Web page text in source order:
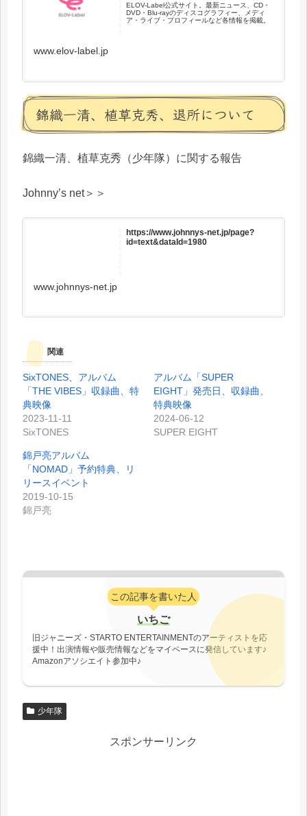
ELOV-Label公式サイト。最新ニュース、CD・
DVD・Blu-rayのディスコグラフィー、メディ
ア・ライブ・プロフィールなど各情報を掲載。
www.elov-label.jp
錦織一清、植草克秀、退所について
錦織一清、植草克秀（少年隊）に関する報告
Johnny’s net＞＞
https://www.johnnys-net.jp/page?
id=text&dataId=1980
www.johnnys-net.jp
関連
SixTONES、アルバム
「THE VIBES」収録曲、特
典映像
2023-11-11
SixTONES
アルバム「SUPER
EIGHT」発売日、収録曲、
特典映像
2024-06-12
SUPER EIGHT
錦戸亮アルバム
「NOMAD」予約特典、リ
リースイベント
2019-10-15
錦戸亮
この記事を書いた人
いちご
旧ジャニーズ・STARTO ENTERTAINMENTのアーティストを応
援中！出演情報や販売情報などをマイペースに発信しています♪
Amazonアソシエイト参加中♪
少年隊
スポンサーリンク